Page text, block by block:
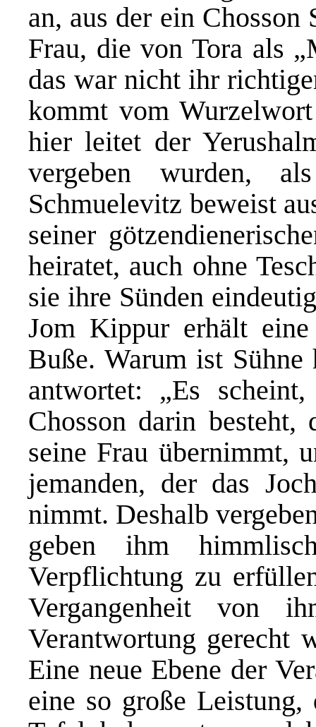
an, aus der ein Chosson
Frau, die von Tora als
das war nicht ihr
kommt vom
hier leitet der
vergeben wurden,
Schmuelevitz beweist
seiner
heiratet, auch ohne
sie ihre Sünden
Jom Kippur erhält
Buße. Warum ist
antwortet: „Es
Chosson darin
seine Frau übernimmt,
jemanden, der das
nimmt. Deshalb
geben ihm
Verpflichtung zu
Vergangenheit von
Verantwortung gerecht
Eine neue Ebene der
eine so große Leistung,